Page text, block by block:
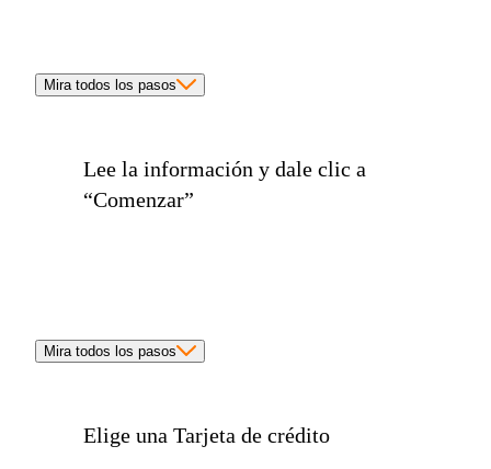
Mira todos los pasos
Lee la información y dale clic a
“Comenzar”
Mira todos los pasos
Elige una Tarjeta de crédito